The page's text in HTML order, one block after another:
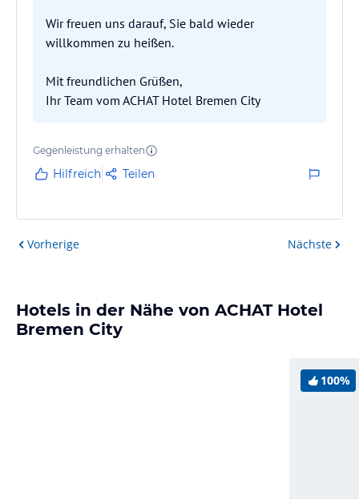
Wir freuen uns darauf, Sie bald wieder
willkommen zu heißen.
Mit freundlichen Grüßen,
Ihr Team vom ACHAT Hotel Bremen City
Gegenleistung erhalten
Hilfreich Teilen
Vorherige Nächste
Hotels in der Nähe von ACHAT Hotel
Bremen City
100%